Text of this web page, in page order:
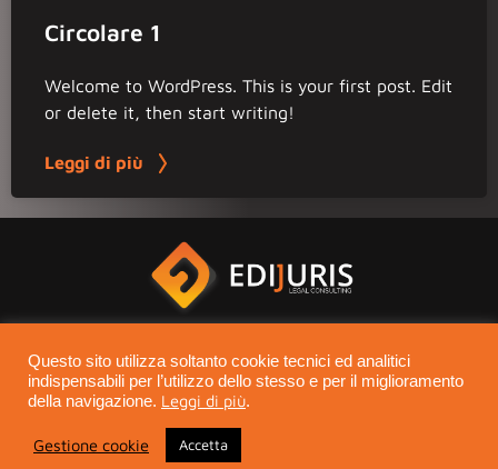
Circolare 1
Welcome to WordPress. This is your first post. Edit
or delete it, then start writing!
Leggi di più
Edijuris - Legal consulting © 2021 - Tutti i diritti riservati - P.IVA
07669620630
Privacy Policy
Questo sito utilizza soltanto cookie tecnici ed analitici
indispensabili per l’utilizzo dello stesso e per il miglioramento
della navigazione. Leggi di più.
Gestione cookie Accetta